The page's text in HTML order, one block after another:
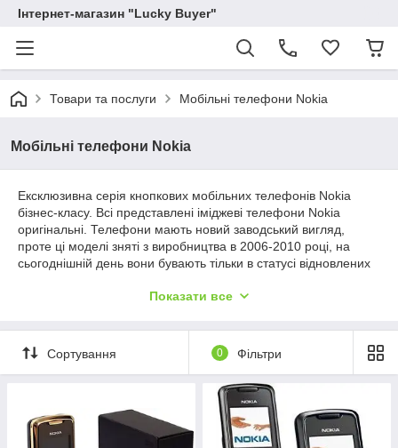
Інтернет-магазин "Lucky Buyer"
Товари та послуги Мобільні телефони Nokia
Мобільні телефони Nokia
Ексклюзивна серія кнопкових мобільних телефонів Nokia
бізнес-класу. Всі представлені іміджеві телефони Nokia
оригінальні. Телефони мають новий заводський вигляд,
проте ці моделі зняті з виробництва в 2006-2010 році, на
сьогоднішній день вони бувають тільки в статусі відновлених
телефонів англійська/російська, меню телефону має
телефонам, які роблять спілкування по телефону
комфортним і створюють імідж власнику такого телефону,
тоді ця серія мобільних телефонів Nokia створена саме для
У нашому інтернет-магазині Ви можете купити Nokia 6700
Classic, Nokia 8600 Luna, Nokia 8800 Classic, Nokia 8800
Sirocco та інші моделі статусних телефонів Нокіа. Телефони
Показати все
Сортування 0 Фільтри